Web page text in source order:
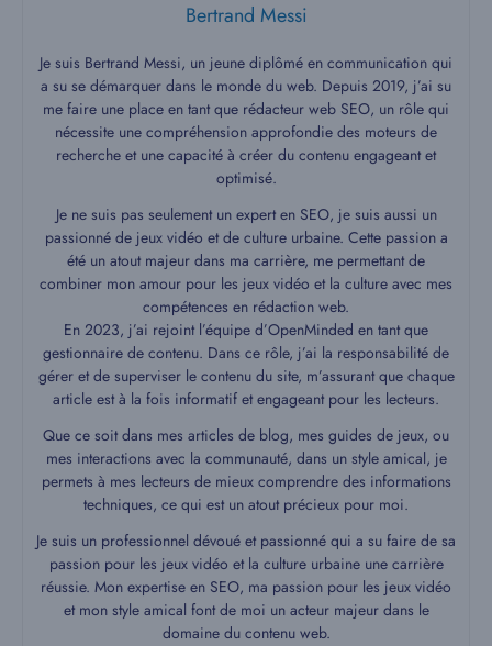
Bertrand Messi
Je suis Bertrand Messi, un jeune diplômé en communication qui
a su se démarquer dans le monde du web. Depuis 2019, j’ai su
me faire une place en tant que rédacteur web SEO, un rôle qui
nécessite une compréhension approfondie des moteurs de
recherche et une capacité à créer du contenu engageant et
optimisé.
Je ne suis pas seulement un expert en SEO, je suis aussi un
passionné de jeux vidéo et de culture urbaine. Cette passion a
été un atout majeur dans ma carrière, me permettant de
combiner mon amour pour les jeux vidéo et la culture avec mes
compétences en rédaction web.
En 2023, j’ai rejoint l’équipe d’OpenMinded en tant que
gestionnaire de contenu. Dans ce rôle, j’ai la responsabilité de
gérer et de superviser le contenu du site, m’assurant que chaque
article est à la fois informatif et engageant pour les lecteurs.
Que ce soit dans mes articles de blog, mes guides de jeux, ou
mes interactions avec la communauté, dans un style amical, je
permets à mes lecteurs de mieux comprendre des informations
techniques, ce qui est un atout précieux pour moi.
Je suis un professionnel dévoué et passionné qui a su faire de sa
passion pour les jeux vidéo et la culture urbaine une carrière
réussie. Mon expertise en SEO, ma passion pour les jeux vidéo
et mon style amical font de moi un acteur majeur dans le
domaine du contenu web.